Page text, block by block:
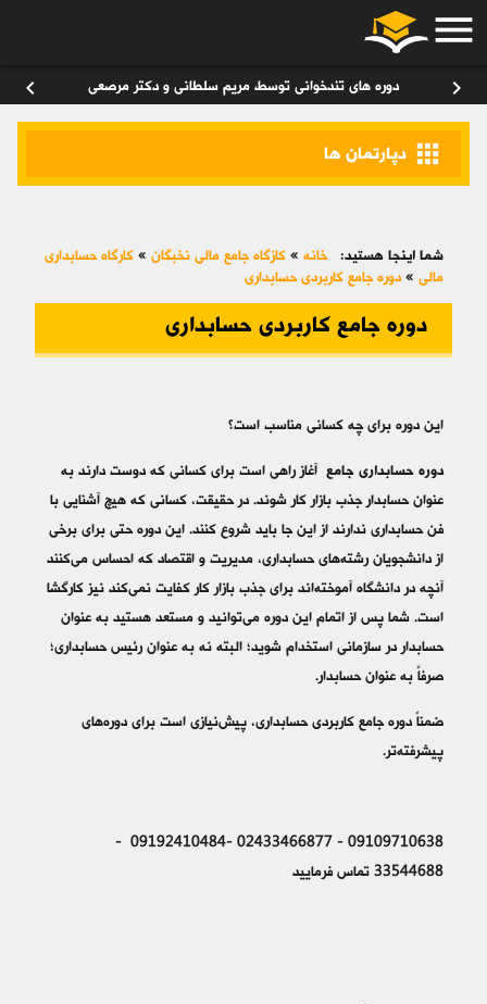
menu
chevron_right دوره های تندخوانی توسط مریم سلطانی و دکتر مرصعی chevron_left
apps دپارتمان ها
شما اینجا هستید: خانه » کازگاه جامع مالی نخبگان » کارگاه حسابداری
مالی » دوره جامع کاربردی حسابداری
دوره جامع کاربردی حسابداری
این دوره برای چه کسانی مناسب است؟
دوره حسابداری جامع آغاز راهی است برای کسانی که دوست دارند به
عنوان حسابدار جذب بازار کار شوند. در حقیقت، کسانی که هیچ آشنایی با
فن حسابداری ندارند از این جا باید شروع کنند. این دوره حتی برای برخی
از دانشجویان رشته‌های حسابداری، مدیریت و اقتصاد که احساس می‌کنند
آنچه در دانشگاه آموخته‌اند برای جذب بازار کار کفایت نمی‌کند نیز کارگشا
است. شما پس از اتمام این دوره می‌توانید و مستعد هستید به عنوان
حسابدار در سازمانی استخدام شوید؛ البته نه به عنوان رئیس حسابداری؛
صرفاً به عنوان حسابدار.
ضمناً دوره جامع کاربردی حسابداری، پیش‌نیازی است برای دوره‌های
پیشرفته‌تر.
09109710638 - 02433466877 -09192410484 -
33544688 تماس فرمایید